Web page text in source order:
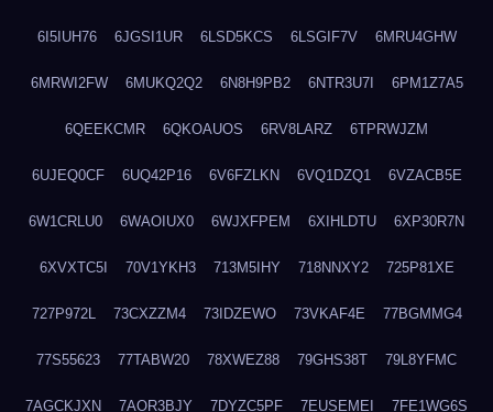
6I5IUH76 6JGSI1UR 6LSD5KCS 6LSGIF7V 6MRU4GHW
6MRWI2FW 6MUKQ2Q2 6N8H9PB2 6NTR3U7I 6PM1Z7A5
6QEEKCMR 6QKOAUOS 6RV8LARZ 6TPRWJZM
6UJEQ0CF 6UQ42P16 6V6FZLKN 6VQ1DZQ1 6VZACB5E
6W1CRLU0 6WAOIUX0 6WJXFPEM 6XIHLDTU 6XP30R7N
6XVXTC5I 70V1YKH3 713M5IHY 718NNXY2 725P81XE
727P972L 73CXZZM4 73IDZEWO 73VKAF4E 77BGMMG4
77S55623 77TABW20 78XWEZ88 79GHS38T 79L8YFMC
7AGCKJXN 7AOR3BJY 7DYZC5PF 7EUSEMEI 7FE1WG6S